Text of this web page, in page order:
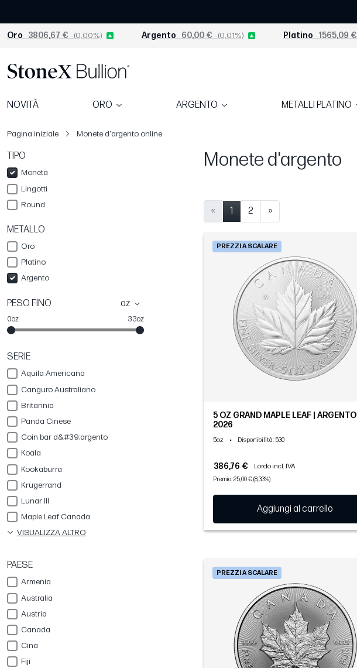
Oro 3806,67 € (0,00%) Argento 60,00 € (0,01%) Platino 1565,09 €
NOVITÀ ORO ARGENTO METALLI PLATINO
Pagina iniziale Monete d'argento online
TIPO
Moneta
Lingotti
Round
METALLO
Oro
Platino
Argento
PESO FINO oz
0oz 33oz
SERIE
Aquila Americana
Canguro Australiano
Britannia
Panda Cinese
Coin bar d&#39;argento
Koala
Kookaburra
Krugerrand
Lunar III
Maple Leaf Canada
VISUALIZZA ALTRO
PAESE
Armenia
Australia
Austria
Canada
Cina
Fiji
Monete d'argento
« 1 2 »
PREZZI A SCALARE
5 OZ GRAND MAPLE LEAF | ARGENTO |
2026
5oz • Disponibilità: 530
386,76 € Lordo incl. IVA
Premio: 25,00 € (8,33%)
Aggiungi al carrello
PREZZI A SCALARE